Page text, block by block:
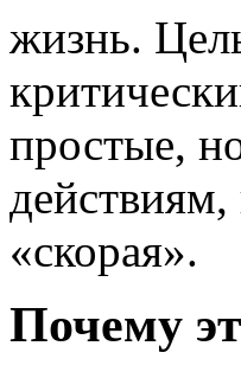
жизнь.
простые,
«скорая».
Почему